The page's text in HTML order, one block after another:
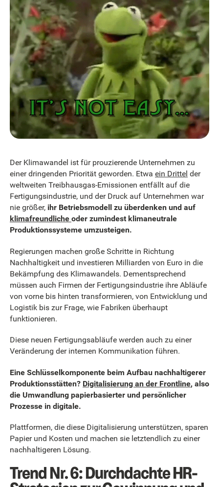
Der Klimawandel ist für prouzierende Unternehmen zu
einer dringenden Priorität geworden. Etwa ein Drittel der
weltweiten Treibhausgas-Emissionen entfällt auf die
Fertigungsindustrie, und der Druck auf Unternehmen war
nie größer, ihr Betriebsmodell zu überdenken und auf
klimafreundliche oder zumindest klimaneutrale
Produktionssysteme umzusteigen.
Regierungen machen große Schritte in Richtung
Nachhaltigkeit und investieren Milliarden von Euro in die
Bekämpfung des Klimawandels. Dementsprechend
müssen auch Firmen der Fertigungsindustrie ihre Abläufe
von vorne bis hinten transformieren, von Entwicklung und
Logistik bis zur Frage, wie Fabriken überhaupt
funktionieren.
Diese neuen Fertigungsabläufe werden auch zu einer
Veränderung der internen Kommunikation führen.
Eine Schlüsselkomponente beim Aufbau nachhaltigerer
Produktionsstätten? Digitalisierung an der Frontline, also
die Umwandlung papierbasierter und persönlicher
Prozesse in digitale.
Plattformen, die diese Digitalisierung unterstützen, sparen
Papier und Kosten und machen sie letztendlich zu einer
nachhaltigeren Lösung.
Trend Nr. 6: Durchdachte HR-